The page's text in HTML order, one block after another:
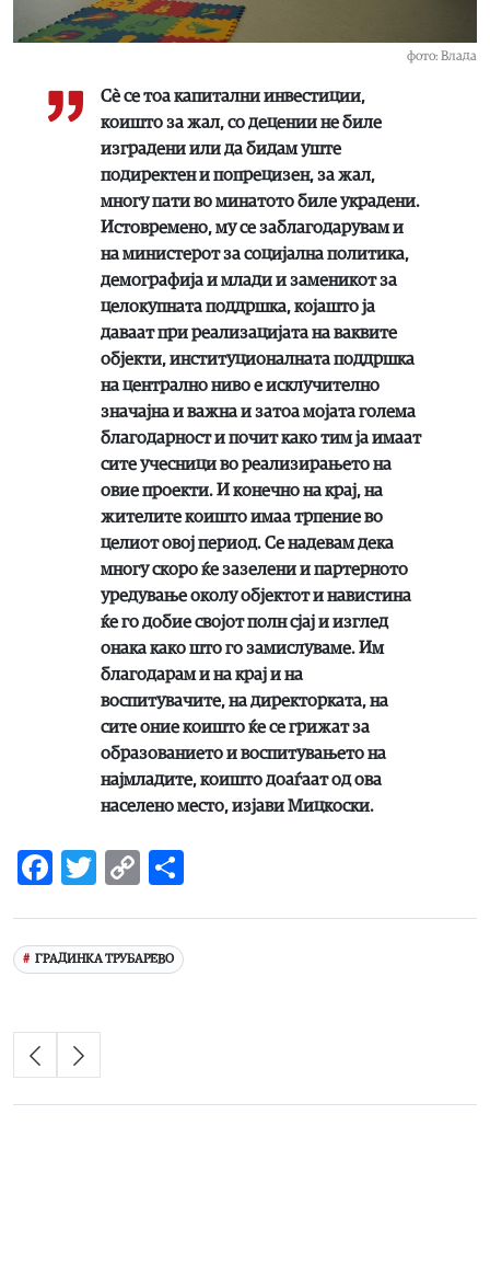
фото: Влада
Сѐ се тоа капитални инвестиции,
коишто за жал, со децении не биле
изградени или да бидам уште
подиректен и попрецизен, за жал,
многу пати во минатото биле украдени.
Истовремено, му се заблагодарувам и
на министерот за социјална политика,
демографија и млади и заменикот за
целокупната поддршка, којашто ја
даваат при реализацијата на ваквите
објекти, институционалната поддршка
на централно ниво е исклучително
значајна и важна и затоа мојата голема
благодарност и почит како тим ја имаат
сите учесници во реализирањето на
овие проекти. И конечно на крај, на
жителите коишто имаа трпение во
целиот овој период. Се надевам дека
многу скоро ќе зазелени и партерното
уредување околу објектот и навистина
ќе го добие својот полн сјај и изглед
онака како што го замислуваме. Им
благодарам и на крај и на
воспитувачите, на директорката, на
сите оние коишто ќе се грижат за
образованието и воспитувањето на
најмладите, коишто доаѓаат од ова
населено место, изјави Мицкоски.
Facebook
Twitter
Copy
ГРАДИНКА ТРУБАРЕВО